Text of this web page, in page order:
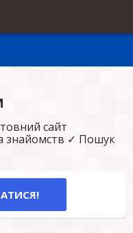
сайт
знайомств ✓ Пошук